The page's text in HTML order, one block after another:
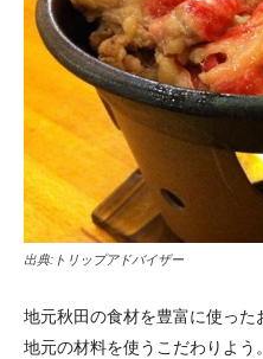
出典: トリップアドバイザー
地元秋田の食材を豊富に使っ
地元の材料を使うこだわりよ